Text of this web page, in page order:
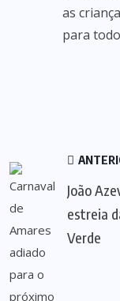
as
para
João
estreia
Verde